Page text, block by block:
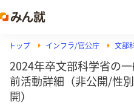
トップ インフラ/官公庁 文部
2024年卒文部科学省の
前活動詳細（非公開/性
開）